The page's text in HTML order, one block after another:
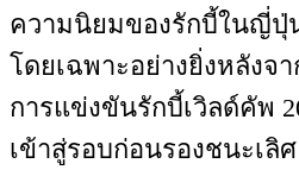
ความนิยมของรักบี้ในญี่ปุ่
โดยเฉพาะอย่างยิ่งหลังจ
การแข่งขันรักบี้เวิลด์คัพ
เข้าสู่รอบก่อนรองชนะเลิศ